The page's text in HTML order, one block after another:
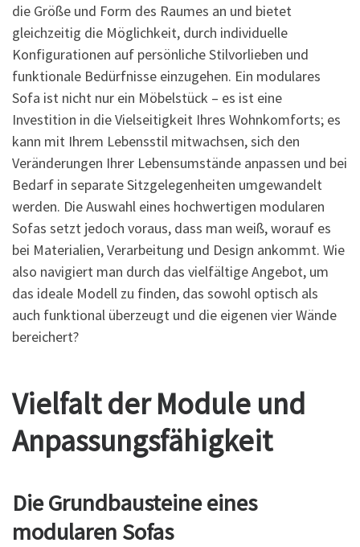
die Größe und Form des Raumes an und bietet
gleichzeitig die Möglichkeit, durch individuelle
Konfigurationen auf persönliche Stilvorlieben und
funktionale Bedürfnisse einzugehen. Ein modulares
Sofa ist nicht nur ein Möbelstück – es ist eine
Investition in die Vielseitigkeit Ihres Wohnkomforts; es
kann mit Ihrem Lebensstil mitwachsen, sich den
Veränderungen Ihrer Lebensumstände anpassen und bei
Bedarf in separate Sitzgelegenheiten umgewandelt
werden. Die Auswahl eines hochwertigen modularen
Sofas setzt jedoch voraus, dass man weiß, worauf es
bei Materialien, Verarbeitung und Design ankommt. Wie
also navigiert man durch das vielfältige Angebot, um
das ideale Modell zu finden, das sowohl optisch als
auch funktional überzeugt und die eigenen vier Wände
bereichert?
Vielfalt der Module und
Anpassungsfähigkeit
Die Grundbausteine eines
modularen Sofas